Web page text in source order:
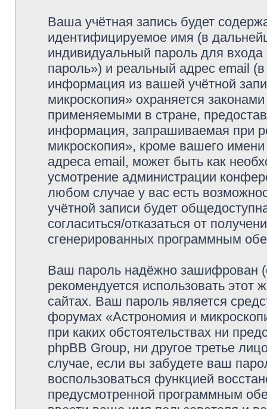
Ваша учётная запись будет
идентифицируемое имя (в
индивидуальный пароль для
пароль») и реальный адрес email
информация из вашей учётной
микроскопия» охраняется
применяемыми в стране,
информация, запрашиваемая при
микроскопия», кроме вашего
адреса email, может быть как
усмотрение администрации
любом случае у вас есть
учётной записи будет
согласиться/отказаться от
сгенерированных программным
Ваш пароль надёжно зашифрован
рекомендуется использовать этот
сайтах. Ваш пароль является
форумах «Астрономия и
при каких обстоятельствах ни
phpBB Group, ни другое третье
случае, если вы забудете ваш
воспользоваться функцией
предусмотренной программным